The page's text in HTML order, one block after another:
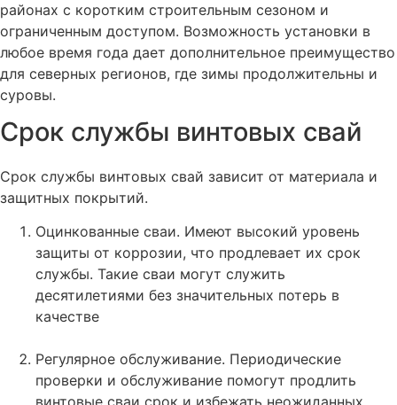
районах с коротким строительным сезоном и
ограниченным доступом. Возможность установки в
любое время года дает дополнительное преимущество
для северных регионов, где зимы продолжительны и
суровы​.
Срок службы винтовых свай
Срок службы винтовых свай зависит от материала и
защитных покрытий.
Оцинкованные сваи. Имеют высокий уровень
защиты от коррозии, что продлевает их срок
службы. Такие сваи могут служить
десятилетиями без значительных потерь в
качестве
Регулярное обслуживание. Периодические
проверки и обслуживание помогут продлить
винтовые сваи срок и избежать неожиданных